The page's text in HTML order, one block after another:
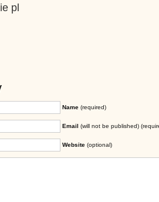
pl
Name (required)
Email (will not be published)
Website (optional)